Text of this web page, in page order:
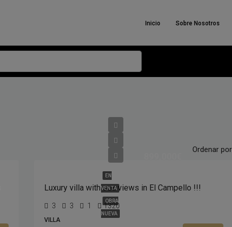
Inicio Sobre Nosotros
Ordenar
EN
VENTA
OBRA
NUEVA
Luxury villa with sea views in El Campello !!!
3 3 1 1320
VILLA